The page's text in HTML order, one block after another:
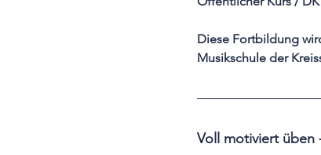
Diese Fortbildung
Musikschule der
Voll motiviert üben